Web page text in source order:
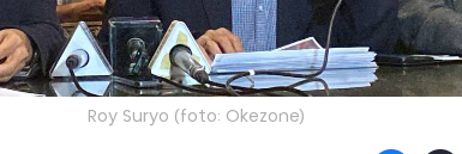
Roy Suryo (foto: Okezone)